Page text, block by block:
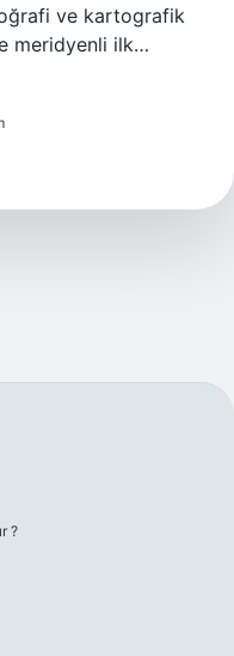
ve kartografik
meridyenli ilk…
?